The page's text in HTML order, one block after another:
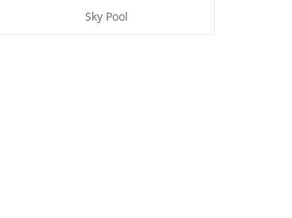
Sky Pool